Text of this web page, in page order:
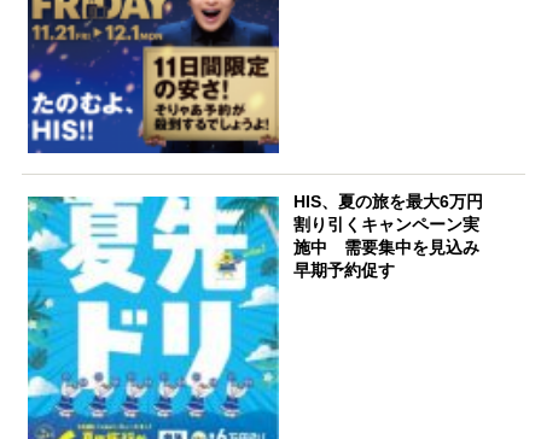
HIS、夏の旅を最大6万円
割り引くキャンペーン実
施中 需要集中を見込み
早期予約促す